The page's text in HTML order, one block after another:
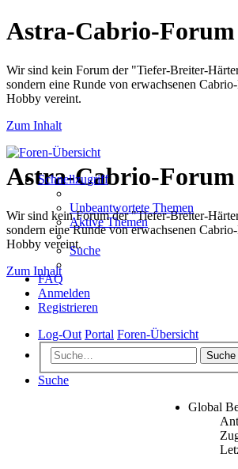
Astra-Cabrio-Forum
Wir sind kein Forum der "Tiefer-Breiter-
sondern eine Runde von erwachsenen
Hobby vereint.
Zum Inhalt
Astra-Cabrio-Forum
Wir sind kein Forum der "Tiefer-Breiter-
sondern eine Runde von erwachsenen
Hobby vereint.
Zum Inhalt
Schnellzugriff
Unbeantwortete Themen
Aktive Themen
Suche
FAQ
Anmelden
Registrieren
Log-Out Portal Foren-Übersicht
Suche
Suche
Global